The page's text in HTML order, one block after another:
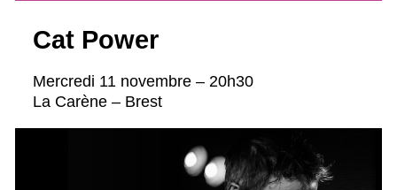
Cat Power
Mercredi 11 novembre – 20h30
La Carène – Brest